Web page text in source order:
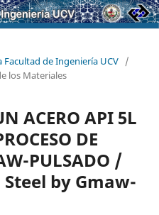
Facultad de Ingeniería UCV /
los Materiales
ACERO API 5L
DE
PULSADO /
by Gmaw-